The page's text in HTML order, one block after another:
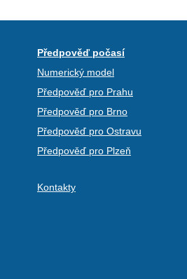
Předpověď počasí
Numerický model
Předpověď pro Prahu
Předpověď pro Brno
Předpověď pro Ostravu
Předpověď pro Plzeň
Kontakty